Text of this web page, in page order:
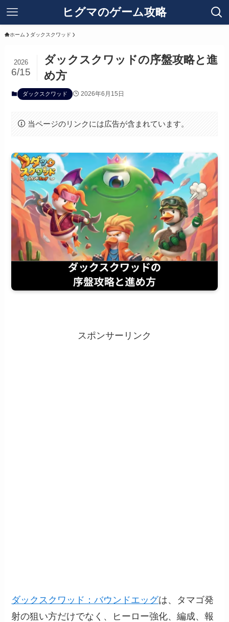
ヒグマのゲーム攻略
ホーム ダックスクワッド
ダックスクワッドの序盤攻略と進
め方
2026
6/15
ダックスクワッド 2026年6月15日
当ページのリンクには広告が含まれています。
スポンサーリンク
ダックスクワッド：バウンドエッグは、タマゴ発
射の狙い方だけでなく、ヒーロー強化、編成、報